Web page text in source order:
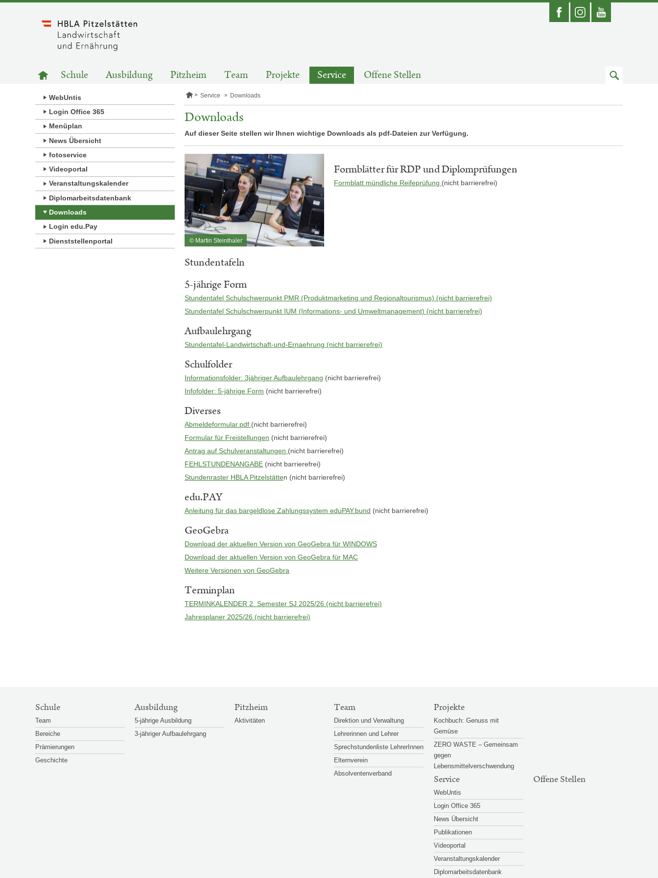
FacebookInstagramYoutube
HAUPTNAVIGATION
Zur
Startseite
Schule Ausbildung Pitzheim Team Projekte Service Offene Stellen
Zum
WebUntis
Login Office 365
Menüplan
News Übersicht
fotoservice
Videoportal
Veranstaltungskalender
Diplomarbeitsdatenbank
Downloads
Login edu.Pay
Dienststellenportal
S
s
e
Service Downloads
Downloads
Auf dieser Seite stellen wir Ihnen wichtige Downloads als pdf-Dateien zur Verfügung.
© Martin Steinthaler
Formblätter für RDP und Diplomprüfungen
Formblatt mündliche Reifeprüfung (nicht barrierefrei)
Stundentafeln
5-jährige Form
Stundentafel Schulschwerpunkt PMR (Produktmarketing und Regionaltourismus) (nicht barrierefrei)
Stundentafel Schulschwerpunkt IUM (Informations- und Umweltmanagement) (nicht barrierefrei)
Aufbaulehrgang
Stundentafel-Landwirtschaft-und-Ernaehrung (nicht barrierefrei)
Schulfolder
Informationsfolder: 3jähriger Aufbaulehrgang (nicht barrierefrei)
Infofolder: 5-jährige Form (nicht barrierefrei)
Diverses
Abmeldeformular.pdf (nicht barrierefrei)
Formular für Freistellungen (nicht barrierefrei)
Antrag auf Schulveranstaltungen (nicht barrierefrei)
FEHLSTUNDENANGABE (nicht barrierefrei)
Stundenraster HBLA Pitzelstätten (nicht barrierefrei)
edu.PAY
Anleitung für das bargeldlose Zahlungssystem eduPAY.bund (nicht barrierefrei)
GeoGebra
Download der aktuellen Version von GeoGebra für WINDOWS
Download der aktuellen Version von GeoGebra für MAC
Weitere Versionen von GeoGebra
Terminplan
TERMINKALENDER 2. Semester SJ 2025/26 (nicht barrierefrei)
Jahresplaner 2025/26 (nicht barrierefrei)
SITEMAP-
NAVIGATION
Schule
Team
Bereiche
Prämierungen
Geschichte
Ausbildung
5-jährige Ausbildung
3-jähriger Aufbaulehrgang
Pitzheim
Aktivitäten
Team
Direktion und Verwaltung
Lehrerinnen und Lehrer
Sprechstundenliste LehrerInnen
Elternverein
Absolventenverband
Projekte
Kochbuch: Genuss mit
Gemüse
ZERO WASTE – Gemeinsam
gegen
Lebensmittelverschwendung
Service
WebUntis
Login Office 365
News Übersicht
Publikationen
Videoportal
Veranstaltungskalender
Diplomarbeitsdatenbank
Offene Stellen